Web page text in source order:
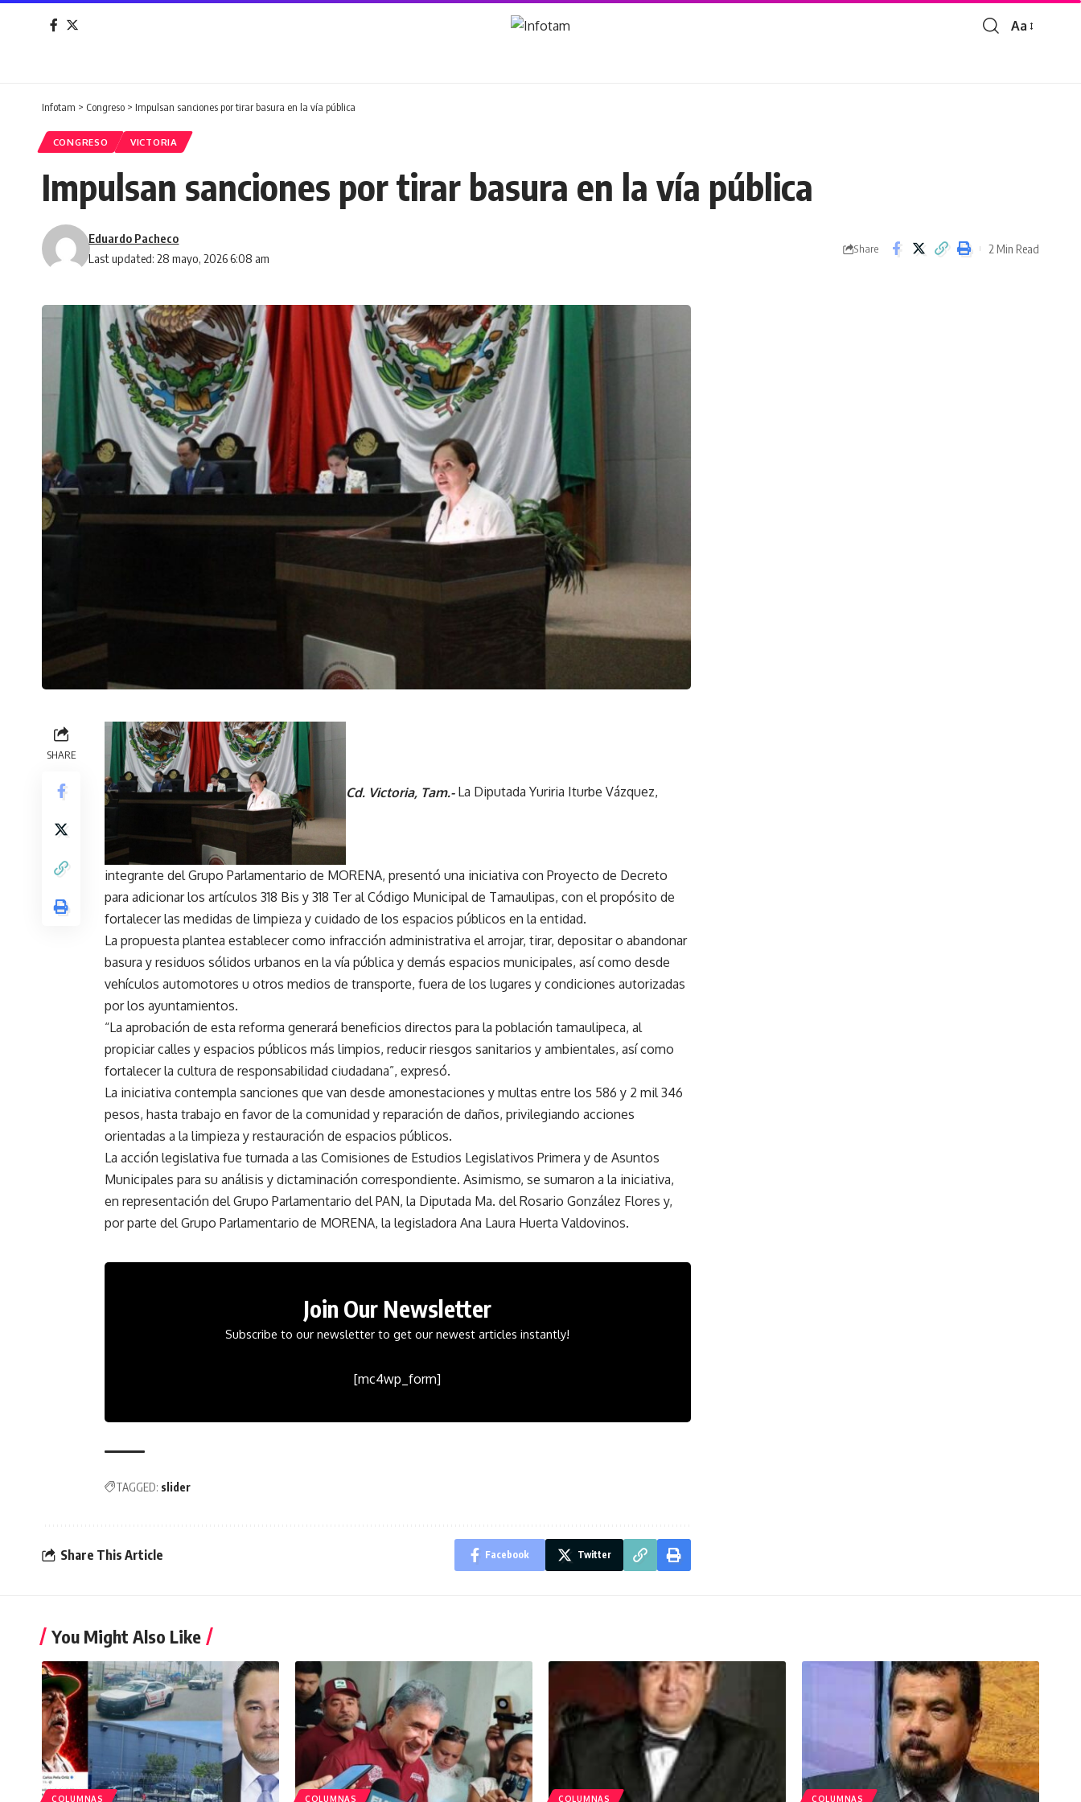
Aa
Infotam > Congreso > Impulsan sanciones por tirar basura en la vía pública
CONGRESO VICTORIA
Impulsan sanciones por tirar basura en la vía pública
Last updated: 28 mayo, 2026 6:08 am
Eduardo Pacheco
Share 2 Min Read
SHARE
Cd. Victoria, Tam.-La Diputada Yuriria Iturbe Vázquez,
integrante del Grupo Parlamentario de MORENA, presentó una iniciativa con Proyecto de Decreto
para adicionar los artículos 318 Bis y 318 Ter al Código Municipal de Tamaulipas, con el propósito de
fortalecer las medidas de limpieza y cuidado de los espacios públicos en la entidad.
La propuesta plantea establecer como infracción administrativa el arrojar, tirar, depositar o abandonar
basura y residuos sólidos urbanos en la vía pública y demás espacios municipales, así como desde
vehículos automotores u otros medios de transporte, fuera de los lugares y condiciones autorizadas
por los ayuntamientos.
“La aprobación de esta reforma generará beneficios directos para la población tamaulipeca, al
propiciar calles y espacios públicos más limpios, reducir riesgos sanitarios y ambientales, así como
fortalecer la cultura de responsabilidad ciudadana”, expresó.
La iniciativa contempla sanciones que van desde amonestaciones y multas entre los 586 y 2 mil 346
pesos, hasta trabajo en favor de la comunidad y reparación de daños, privilegiando acciones
orientadas a la limpieza y restauración de espacios públicos.
La acción legislativa fue turnada a las Comisiones de Estudios Legislativos Primera y de Asuntos
Municipales para su análisis y dictaminación correspondiente. Asimismo, se sumaron a la iniciativa,
en representación del Grupo Parlamentario del PAN, la Diputada Ma. del Rosario González Flores y,
por parte del Grupo Parlamentario de MORENA, la legisladora Ana Laura Huerta Valdovinos.
Join Our Newsletter
Subscribe to our newsletter to get our newest articles instantly!
[mc4wp_form]
TAGGED: slider
Share This Article Facebook Twitter
You Might Also Like
COLUMNAS COLUMNAS COLUMNAS COLUMNAS